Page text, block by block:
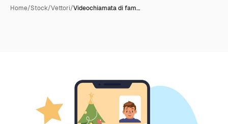
Home/Stock/Vettori/Videochiamata di fam…